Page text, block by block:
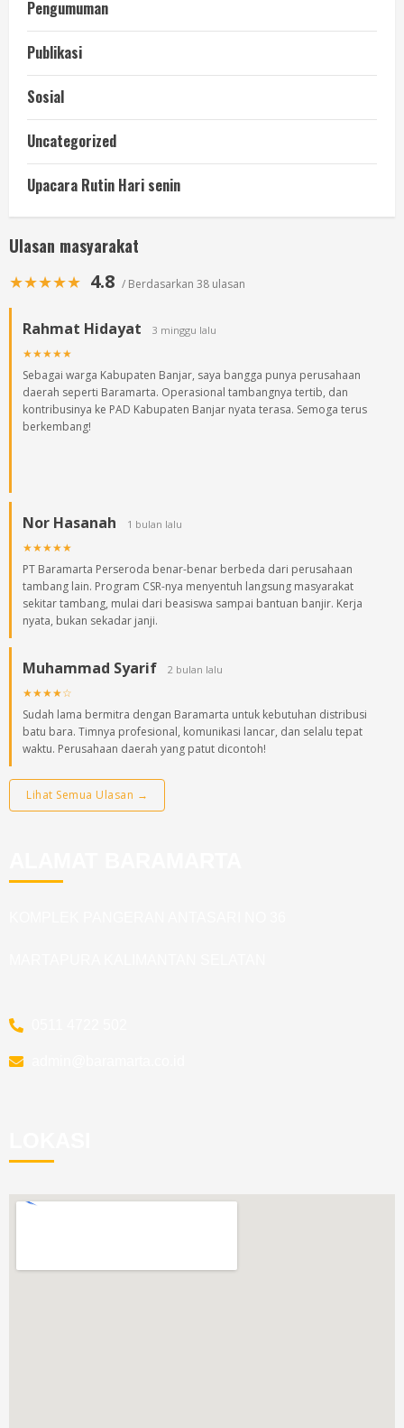
Pengumuman
Publikasi
Sosial
Uncategorized
Upacara Rutin Hari senin
Ulasan masyarakat
★★★★★ 4.8 / Berdasarkan 38 ulasan
Rahmat Hidayat 3 minggu lalu
★★★★★
Sebagai warga Kabupaten Banjar, saya bangga punya perusahaan
daerah seperti Baramarta. Operasional tambangnya tertib, dan
kontribusinya ke PAD Kabupaten Banjar nyata terasa. Semoga terus
berkembang!
Nor Hasanah 1 bulan lalu
★★★★★
PT Baramarta Perseroda benar-benar berbeda dari perusahaan
tambang lain. Program CSR-nya menyentuh langsung masyarakat
sekitar tambang, mulai dari beasiswa sampai bantuan banjir. Kerja
nyata, bukan sekadar janji.
Muhammad Syarif 2 bulan lalu
★★★★☆
Sudah lama bermitra dengan Baramarta untuk kebutuhan distribusi
batu bara. Timnya profesional, komunikasi lancar, dan selalu tepat
waktu. Perusahaan daerah yang patut dicontoh!
Lihat Semua Ulasan →